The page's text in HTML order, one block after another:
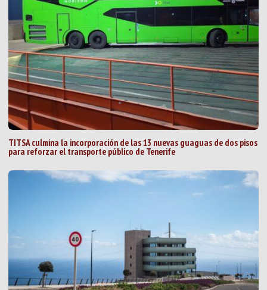
TITSA culmina la incorporación de las 13 nuevas guaguas de dos pisos
para reforzar el transporte público de Tenerife